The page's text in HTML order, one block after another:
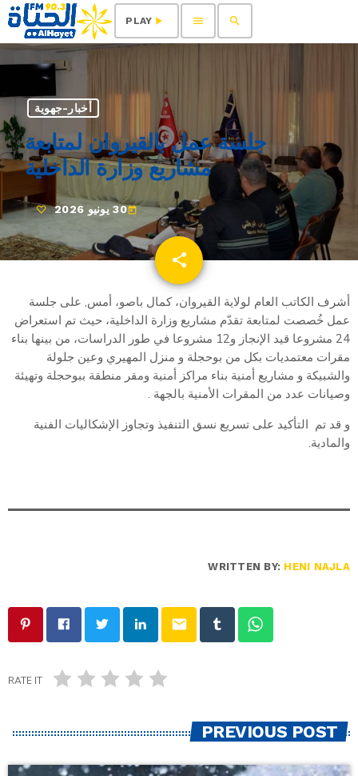
search
menu
play_arrow
PLAY
أخبار-جهوية
جلسة عمل بالقيروان لمتابعة
مشاريع وزارة الداخلية
today30 يونيو 2026
share
email
أشرف الكاتب العام لولاية القيروان، كمال باصو، أمس, على جلسة
عمل خُصصت لمتابعة تقدّم مشاريع وزارة الداخلية، حيث تم استعراض
24 مشروعا قيد الإنجاز و12 مشروعا في طور الدراسات، من بينها بناء
مقرات معتمديات بكل من بوحجلة و منزل المهيري وعين جلولة
والشبيكة و مشاريع أمنية بناء مراكز أمنية ومقر منطقة ببوحجلة وتهيئة
وصيانات عدد من المقرات الأمنية بالجهة .
و قد تم التأكيد على تسريع نسق التنفيذ وتجاوز الإشكاليات الفنية
والمادية.
WRITTEN BY: HENI NAJLA
email
RATE IT
PREVIOUS POST